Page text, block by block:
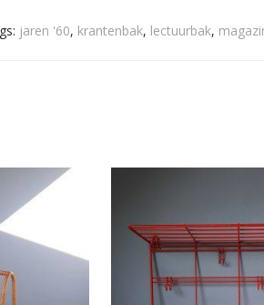
jaren '60, krantenbak, lectuurbak,